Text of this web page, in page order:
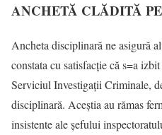
ANCHETĂ CLĂDITĂ
Ancheta disciplinară ne asigură
constata cu satisfacție că s=a
Serviciul Investigații Criminale,
disciplinară. Aceștia au rămas
insistente ale șefului